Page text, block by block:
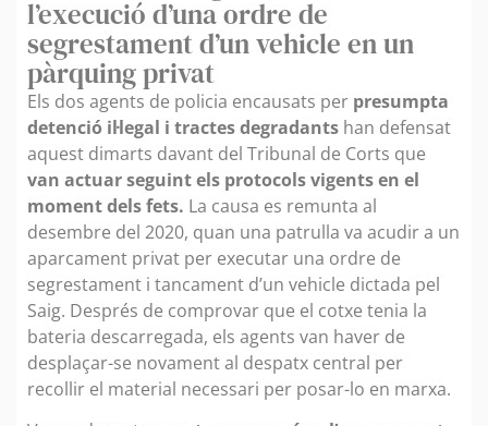
l’execució d’una ordre de
segrestament d’un vehicle en un
pàrquing privat
Els dos agents de policia encausats per presumpta
detenció il·legal i tractes degradants han defensat
aquest dimarts davant del Tribunal de Corts que
van actuar seguint els protocols vigents en el
moment dels fets. La causa es remunta al
desembre del 2020, quan una patrulla va acudir a un
aparcament privat per executar una ordre de
segrestament i tancament d’un vehicle dictada pel
Saig. Després de comprovar que el cotxe tenia la
bateria descarregada, els agents van haver de
desplaçar-se novament al despatx central per
recollir el material necessari per posar-lo en marxa.